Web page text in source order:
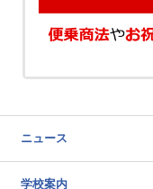
ニュース
学校案内